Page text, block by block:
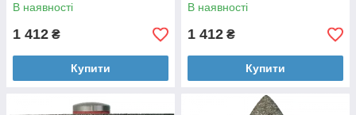
В наявності
1 412 ₴
Купити
В наявності
1 412 ₴
Купити